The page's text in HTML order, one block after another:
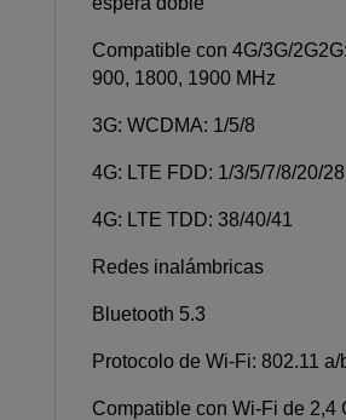
Compatible con 4G/3G/
900, 1800, 1900 MHz
3G: WCDMA: 1/5/8
4G: LTE FDD: 1/3/5/7/8/20/28
4G: LTE TDD: 38/40/41
Redes inalámbricas
Bluetooth 5.3
Protocolo de Wi-Fi: 802.11 a/
Compatible con Wi-Fi de 2,4